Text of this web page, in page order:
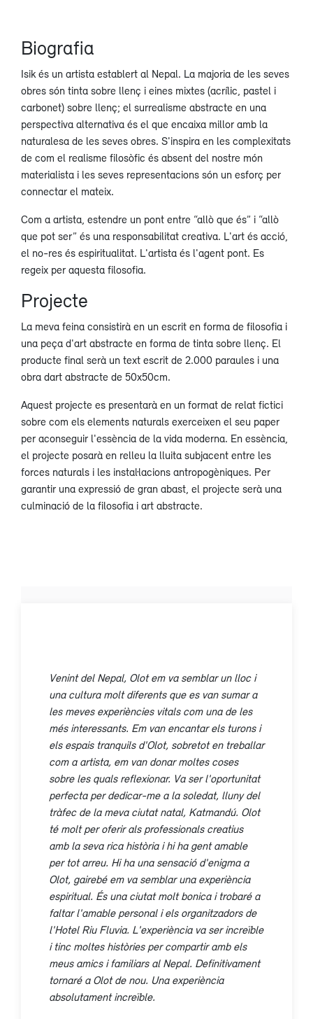
Biografia
Isik és un artista establert al Nepal. La majoria de les seves
obres són tinta sobre llenç i eines mixtes (acrílic, pastel i
carbonet) sobre llenç; el surrealisme abstracte en una
perspectiva alternativa és el que encaixa millor amb la
naturalesa de les seves obres. S'inspira en les complexitats
de com el realisme filosòfic és absent del nostre món
materialista i les seves representacions són un esforç per
connectar el mateix.
Com a artista, estendre un pont entre “allò que és” i “allò
que pot ser” és una responsabilitat creativa. L'art és acció,
el no-res és espiritualitat. L'artista és l'agent pont. Es
regeix per aquesta filosofia.
Projecte
La meva feina consistirà en un escrit en forma de filosofia i
una peça d'art abstracte en forma de tinta sobre llenç. El
producte final serà un text escrit de 2.000 paraules i una
obra dart abstracte de 50x50cm.
Aquest projecte es presentarà en un format de relat fictici
sobre com els elements naturals exerceixen el seu paper
per aconseguir l'essència de la vida moderna. En essència,
el projecte posarà en relleu la lluita subjacent entre les
forces naturals i les instal·lacions antropogèniques. Per
garantir una expressió de gran abast, el projecte serà una
culminació de la filosofia i art abstracte.
Venint del Nepal, Olot em va semblar un lloc i
una cultura molt diferents que es van sumar a
les meves experiències vitals com una de les
més interessants. Em van encantar els turons i
els espais tranquils d'Olot, sobretot en treballar
com a artista, em van donar moltes coses
sobre les quals reflexionar. Va ser l'oportunitat
perfecta per dedicar-me a la soledat, lluny del
tràfec de la meva ciutat natal, Katmandú. Olot
té molt per oferir als professionals creatius
amb la seva rica història i hi ha gent amable
per tot arreu. Hi ha una sensació d'enigma a
Olot, gairebé em va semblar una experiència
espiritual. És una ciutat molt bonica i trobaré a
faltar l'amable personal i els organitzadors de
l'Hotel Riu Fluvia. L'experiència va ser increïble
i tinc moltes històries per compartir amb els
meus amics i familiars al Nepal. Definitivament
tornaré a Olot de nou. Una experiència
absolutament increïble.